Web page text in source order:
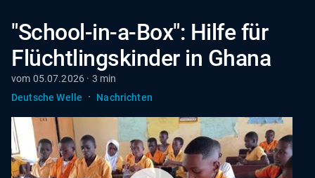
"School-in-a-Box": Hilfe für
Flüchtlingskinder in Ghana
vom 05.07.2026 · 3 min
Deutsche Welle
· Nachrichten